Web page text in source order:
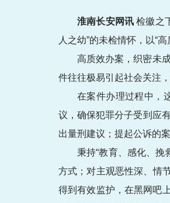
淮南长安网讯 检徽之
人之幼”的未检情怀，以“
高质效办案，织密未
件往往极易引起社会关注
在案件办理过程中，
议，确保犯罪分子受到应
出量刑建议；提起公诉的
秉持“教育、感化、
方式；对主观恶性深、情
得到有效监护，在黑网吧